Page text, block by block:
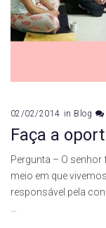
02/02/2014 in Blog
Faça a
Pergunta – O
meio em que
responsável pela